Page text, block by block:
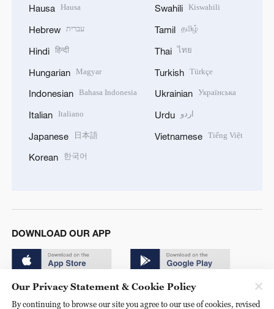
Hausa Hausa
Hebrew עברית
Hindi हिन्दी
Hungarian Magyar
Indonesian Bahasa Indonesia
Italian Italiano
Japanese 日本語
Korean 한국어
Swahili Kiswahili
Tamil தமிழ்
Thai ไทย
Turkish Türkçe
Ukrainian Українська
Urdu اردو
Vietnamese Tiếng Việt
DOWNLOAD OUR APP
Our Privacy Statement & Cookie Policy
By continuing to browse our site you agree to our use of cookies, revised